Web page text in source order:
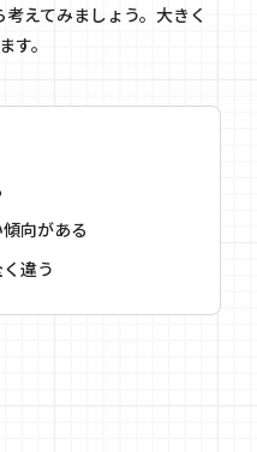
えてみましょう。大きく
す。
向がある
違う